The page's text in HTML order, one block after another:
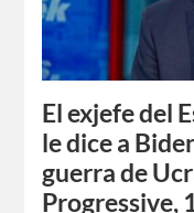
El exjefe del
le dice a
guerra de
Progressive,